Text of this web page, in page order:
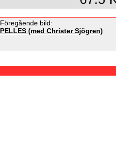
Föregående bild:
PELLES (med Christer Sjögren)